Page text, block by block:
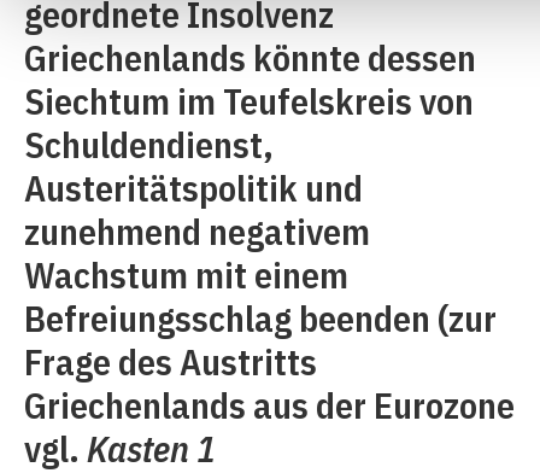
geordnete Insolvenz
Griechenlands könnte dessen
Siechtum im Teufelskreis von
Schuldendienst,
Austeritätspolitik und
zunehmend negativem
Wachstum mit einem
Befreiungsschlag beenden (zur
Frage des Austritts
Griechenlands aus der Eurozone
vgl. Kasten 1